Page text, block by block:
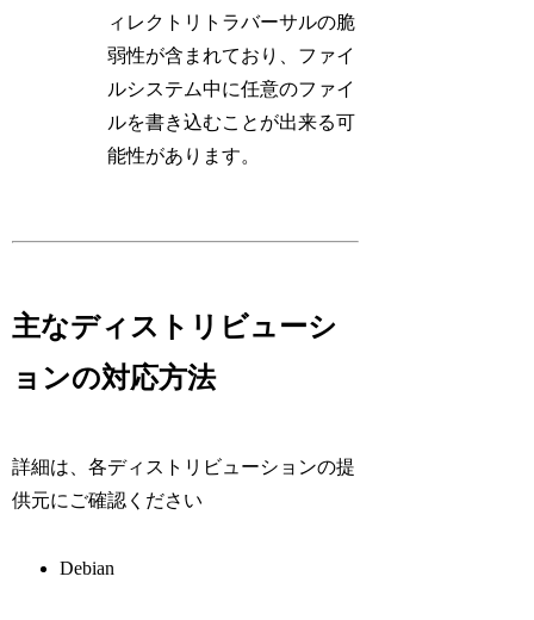
ィレクトリトラバーサルの脆
弱性が含まれており、ファイ
ルシステム中に任意のファイ
ルを書き込むことが出来る可
能性があります。
主なディストリビューシ
ョンの対応方法
詳細は、各ディストリビューションの提
供元にご確認ください
Debian